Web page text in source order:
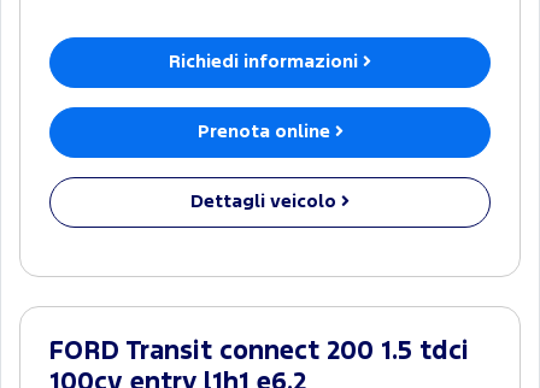
Richiedi informazioni
Prenota online
Dettagli veicolo
FORD Transit connect 200 1.5 tdci